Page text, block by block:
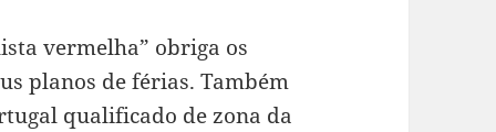
vermelha” obriga os
planos de férias. Também
qualificado de zona da